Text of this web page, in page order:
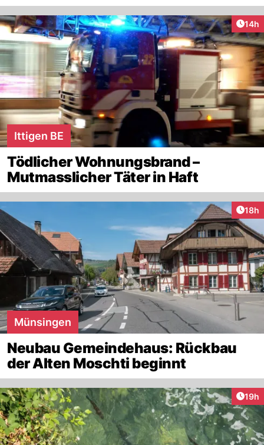
14h
Ittigen BE
Tödlicher Wohnungsbrand –
Mutmasslicher Täter in Haft
18h
Münsingen
Neubau Gemeindehaus: Rückbau
der Alten Moschti beginnt
19h